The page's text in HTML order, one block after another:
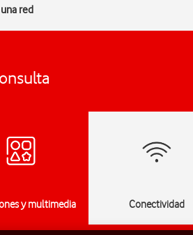
red
y multimedia Conectividad